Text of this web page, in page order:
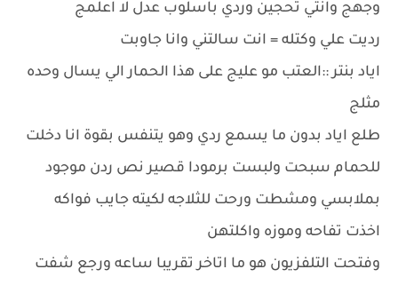
وجهج وانتي تحجين وردي باسلوب عدل لا اعلمج
رديت علي وكتله = انت سالتني وانا جاوبت
اياد بنتر ::العتب مو عليج على هذا الحمار الي يسال وحده
مثلج
طلع اياد بدون ما يسمع ردي وهو يتنفس بقوة انا دخلت
للحمام سبحت ولبست برمودا قصير نص ردن موجود
بملابسي ومشطت ورحت للثلاجه لكيته جايب فواكه
اخذت تفاحه وموزه واكلتهن
وفتحت التلفزيون هو ما اتاخر تقريبا ساعه ورجع شفت